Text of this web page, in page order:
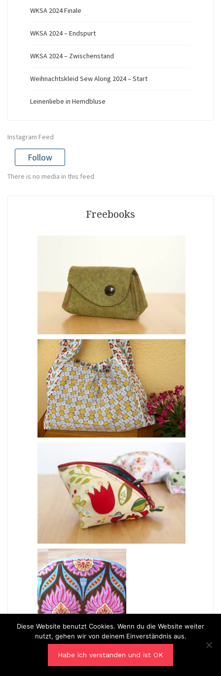
WKSA 2024 Finale
WKSA 2024 – Endspurt
WKSA 2024 – Zwischenstand
Weihnachtskleid Sew Along 2024 – Start
Leinenliebe in Hemdbluse
Instagram Feed
Follow
There is no media in this feed
Freebooks
Diese Website benutzt Cookies. Wenn du die Website weiter
nutzt, gehen wir von deinem Einverständnis aus.
Habe ich verstanden und ist OK